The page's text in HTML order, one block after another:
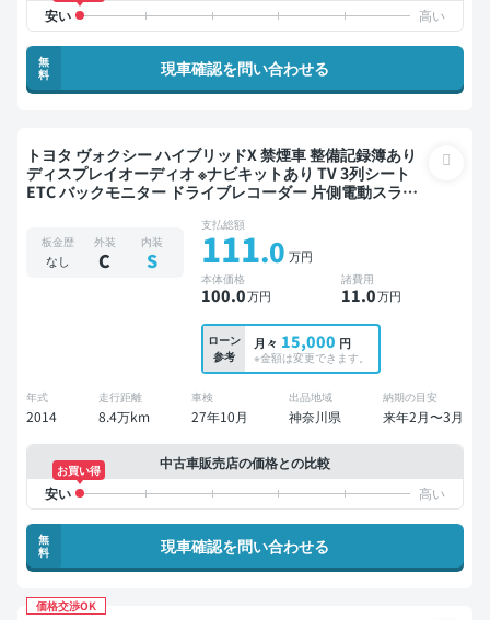
無
料
現車確認を問い合わせる
トヨタ ヴォクシー ハイブリッドX 禁煙車 整備記録簿あり
ディスプレイオーディオ ※ナビキットあり TV 3列シート
ETC バックモニター ドライブレコーダー 片側電動スライ
板金歴
なし
外装
C
内装
S
支払総額
111.0 万円
本体価格
100.0万円
諸費用
11.0万円
ローン
参考
月々 15,000 円
※金額は変更できます。
年式
2014
走行距離
8.4万km
車検
27年10月
出品地域
神奈川県
納期の目安
来年2月〜3月
中古車販売店の価格との比較
お買い得
無
料
現車確認を問い合わせる
価格交渉OK